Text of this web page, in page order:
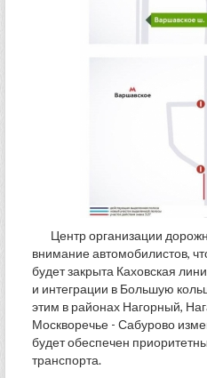
Центр организации
внимание автомобилистов,
будет закрыта Каховская
и интеграции в Большую
этим в районах Нагорный,
Москворечье - Сабурово
будет обеспечен
транспорта.